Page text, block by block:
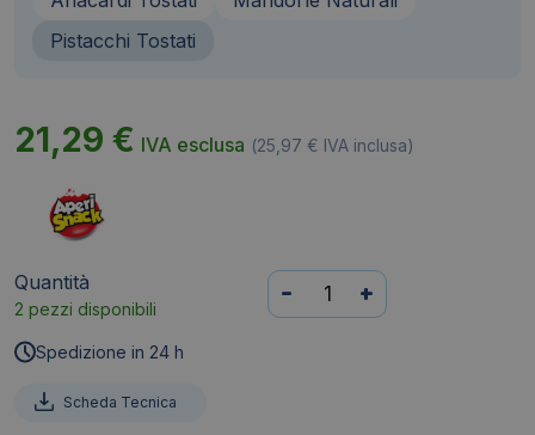
Pistacchi Tostati
21,29 € IVA esclusa (25,97 € IVA inclusa)
Quantità
2 pezzi disponibili
Pistacchi
tostati
- +
Spedizione in 24 h
Scheda Tecnica